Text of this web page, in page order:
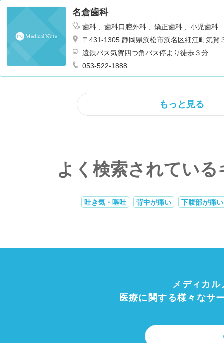
名倉歯科
歯科 歯科口腔外科 矯正歯科
小児歯科
〒431-1305 静岡県浜松市浜名区細江町気賀
遠鉄バス気賀四つ角バス停より徒歩３分
053-522-1888
もっと見る
よく検索されてい
吐き気・嘔吐 背中が痛い 下腹部が痛い
メディカル
医療に関する様々なサ